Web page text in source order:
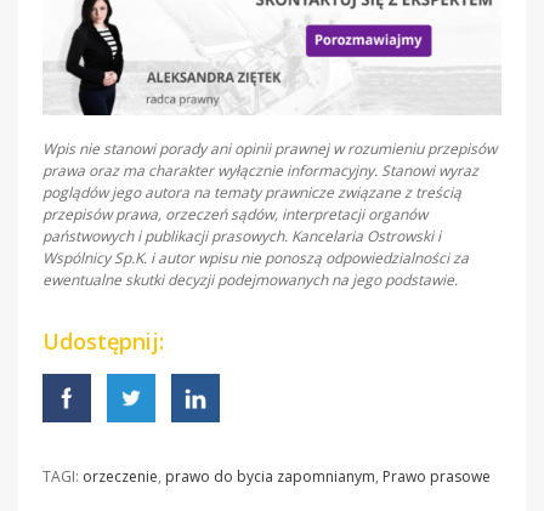
Wpis nie stanowi porady ani opinii prawnej w rozumieniu przepisów
prawa oraz ma charakter wyłącznie informacyjny. Stanowi wyraz
poglądów jego autora na tematy prawnicze związane z treścią
przepisów prawa, orzeczeń sądów, interpretacji organów
państwowych i publikacji prasowych. Kancelaria Ostrowski i
Wspólnicy Sp.K. i autor wpisu nie ponoszą odpowiedzialności za
ewentualne skutki decyzji podejmowanych na jego podstawie.
Udostępnij:
TAGI: orzeczenie, prawo do bycia zapomnianym, Prawo prasowe